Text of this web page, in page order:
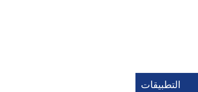
التطبيقات